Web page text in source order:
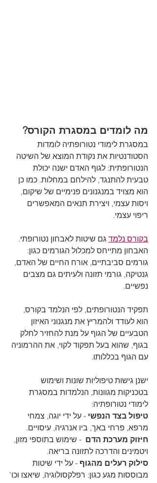
מה לומדים במסגרת הקורס?
במסגרת לימודי נטורופתיה לומדות
הסטודנטיות את נקודת המוצא של השיטה
הנטורופתית: לגוף האדם ישנה יכולת
טבעית להתנגד, להילחם במחלות. כמו כן
הוא מצויד במנגנונים פנימיים של שיקום,
ויסות עצמי, ויצירת תנאים המאפשרים
ריפוי עצמי.
בקורס נלמד גם שיטות לאבחון נטורופתי.
האבחון מתייחס למכלול הגורמים כגון:
גורמים סביבתיים, אורח החיים של האדם,
גנטיקה, גורמי תזונה ולעיתים גם מצבים
נפשיים.
תפקיד הנטורופתים, לפי הנלמד בקורס,
הוא לעודד ולהמריץ את מנגנוני האיזון
הטבעיים של הגוף על מנת להחזיר לחלק
בגוף, שהוא בעל תפקוד לקוי, את ההרמוניה
עם הגוף בכללותו.
ישנן גישות טיפוליות שונות ושימוש
בטכניקות מגוונות, הנלמדות במסגרת
לימודי נטורופתיה:
טיפול בצד הנפשי - על ידי יוגה, צמחי
מרפא, פרחי באך, ביו אנרגיה, עיסויים.
חיזוק מערכת הדם
  - שימוש בתוספי מזון,
ויטמינים והדרכה לתזונה בריאה.
סילוק רעלים מהגוף - על ידי שיטות
מבוססות מגע כגון: רפלקסולוגיה, שיאצו וכו'